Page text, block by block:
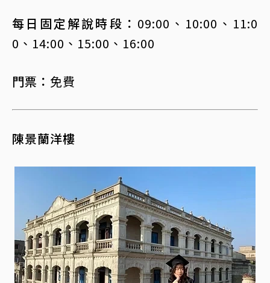
每日固定解說時段： 09:00、10:00、11:0
0、14:00、15:00、16:00
門票： 免費
陳景蘭洋樓